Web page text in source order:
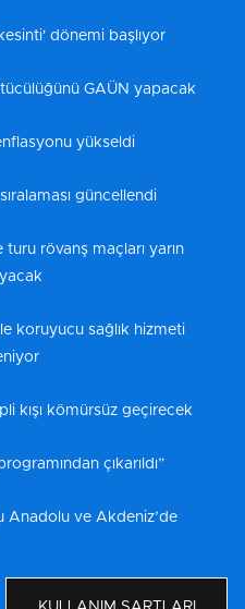
dönemi başlıyor
GAÜN yapacak
yükseldi
güncellendi
rövanş maçları yarın
koruyucu sağlık hizmeti
kışı kömürsüz geçirecek
çıkarıldı”
Anadolu ve Akdeniz’de